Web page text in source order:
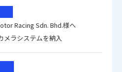
信号
1Vp-p、 SYNC 0.6Vp-p
75Ω BNCコネクタ）
1Vp-p、 BBS 0.3Vp-p
Racing Sdn. Bhd.様へ
メラシステムを納入